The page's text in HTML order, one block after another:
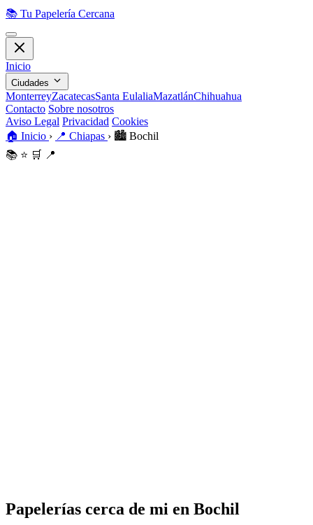
📚 Tu Papelería Cercana
Inicio
Ciudades
MonterreyZacatecasSanta EulaliaMazatlánChihuahua
Contacto Sobre nosotros
Aviso Legal Privacidad Cookies
🏠 Inicio › 📍 Chiapas › 🏙️ Bochil
📚 ⭐ 🛒 📍
Papelerías cerca de mi en Bochil